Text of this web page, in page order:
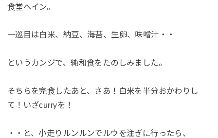
食堂へイン。
一巡目は白米、納豆、海苔、生卵、味噌汁・・
というカンジで、純和食をたのしみました。
そちらを完食したあと、さあ！白米を半分おかわりし
て！いざcurryを！
・・と、小走りルンルンでルウを注ぎに行ったら、